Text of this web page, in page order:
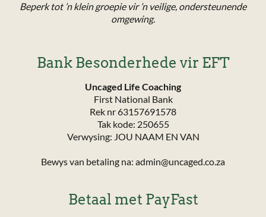
Beperk tot ’n klein groepie vir ’n veilige, ondersteunende
omgewing.
Bank Besonderhede vir EFT
Uncaged Life Coaching
First National Bank
Rek nr 63157691578
Tak kode: 250655
Verwysing: JOU NAAM EN VAN
Bewys van betaling na: admin@uncaged.co.za
Betaal met PayFast